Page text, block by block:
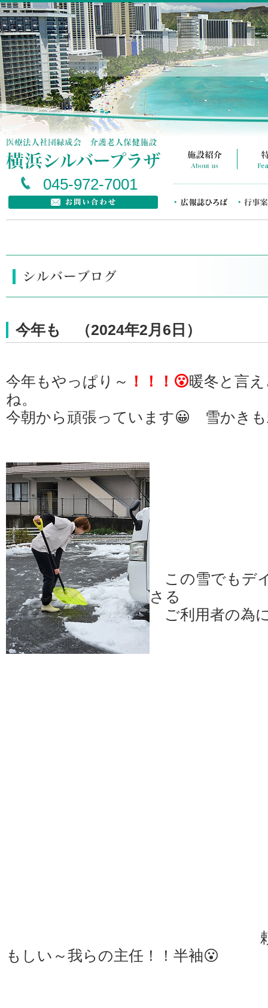
045-972-7001
今年も （2024年2月6日）
今年もやっぱり～ ！！！😮暖冬と言
ね。
今朝から頑張っています😀 雪かき
この雪でもデ
さる
ご利用者の為
もしい～我らの主任！！半袖😮